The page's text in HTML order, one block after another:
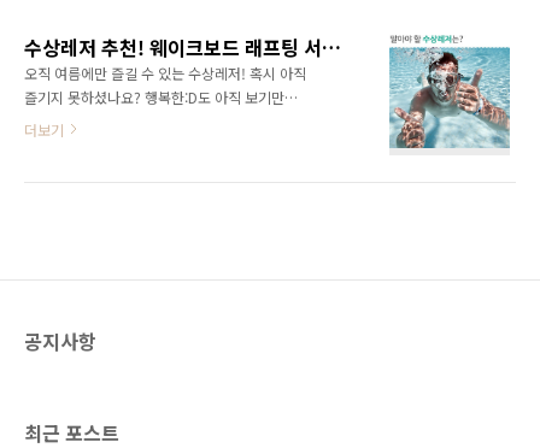
되는데요. 이색적인 놀이기구를 즐기고 싶다면
뿜어져 나오는 물..
근의 쌀쌀한 날씨가 더욱 원망스러울 텐데요. 물
에 몸이 모두 젖지 않고 물놀이를 할 수 있다면,
추위에 시달리지 않고 즐거운 시간을 보낼 수 있
겠죠. 행복한:D가 지나간 여름이 아쉬운 분들을
소개해 드릴게요! 세빛섬 튜브스터 [사진 출처:
수상레저 추천! 웨이크보드 래프팅 서핑 알아보기!
오직 여름에만 즐길 수 있는 수상레저! 혹시 아직
즐기지 못하셨나요? 행복한:D도 아직 보기만해
도 시원한 수상레저를 TV로만 접하고 있어요. 그
달리는 스노우보드와 달리 모터보트에 줄을 묶
그 말은..
더보기
공지사항
최근 포스트